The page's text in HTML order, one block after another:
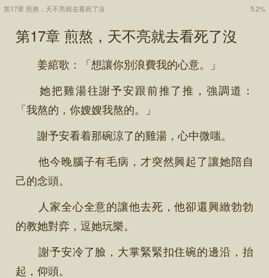
第17章 煎熬，天不亮就去看死了沒 5.2%
第17章 煎熬，天不亮就去看死了沒
姜綰歌：「想讓你別浪費我的心意。」
她把雞湯往謝予安跟前推了推，強調道：
「我熬的，你嫂嫂我熬的。」
謝予安看着那碗涼了的雞湯，心中微嗤。
他今晚腦子有毛病，才突然興起了讓她陪自
己的念頭。
人家全心全意的讓他去死，他卻還興緻勃勃
的教她對弈，逗她玩樂。
謝予安冷了臉，大掌緊緊扣住碗的邊沿，抬
起，仰頭。